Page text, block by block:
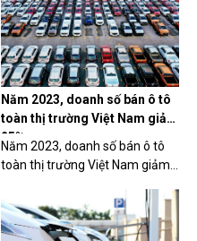
Năm 2023, doanh số bán ô tô
toàn thị trường Việt Nam giảm
25%
Năm 2023, doanh số bán ô tô
toàn thị trường Việt Nam giảm